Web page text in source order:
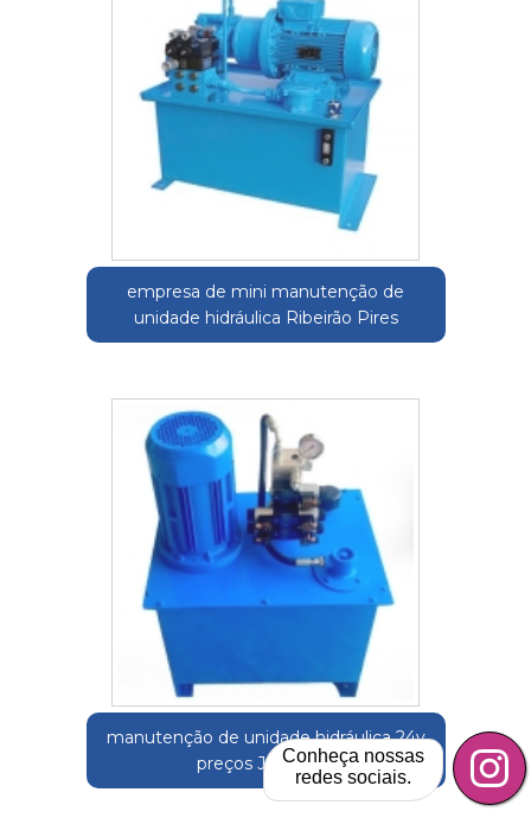
empresa de mini manutenção de
unidade hidráulica Ribeirão Pires
manutenção de unidade hidráulica 24v
preços JambeiroConheça nossas
redes sociais.